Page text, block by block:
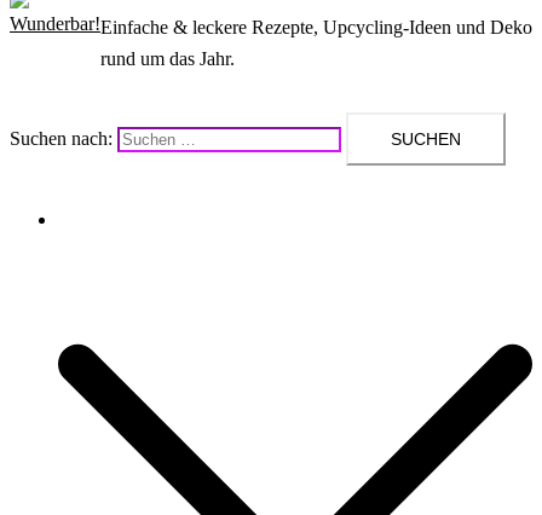
Einfache & leckere Rezepte, Upcycling-Ideen und Deko
rund um das Jahr.
Suchen nach: